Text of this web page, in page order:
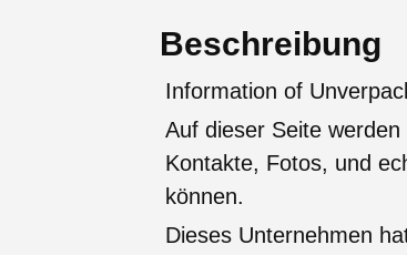
Beschreibung
Information of
Auf dieser Seite
Kontakte, Fotos, und
können.
Dieses Unternehmen